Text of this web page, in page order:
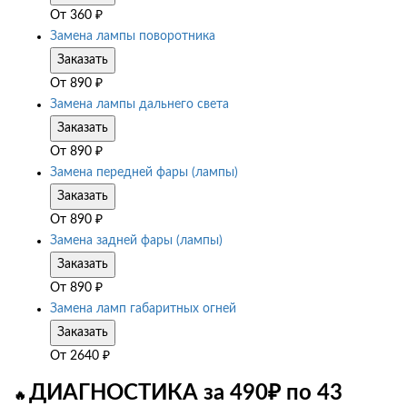
От 360 ₽
Замена лампы поворотника
Заказать
От 890 ₽
Замена лампы дальнего света
Заказать
От 890 ₽
Замена передней фары (лампы)
Заказать
От 890 ₽
Замена задней фары (лампы)
Заказать
От 890 ₽
Замена ламп габаритных огней
Заказать
От 2640 ₽
🔥 ДИАГНОСТИКА за 490₽ по 43